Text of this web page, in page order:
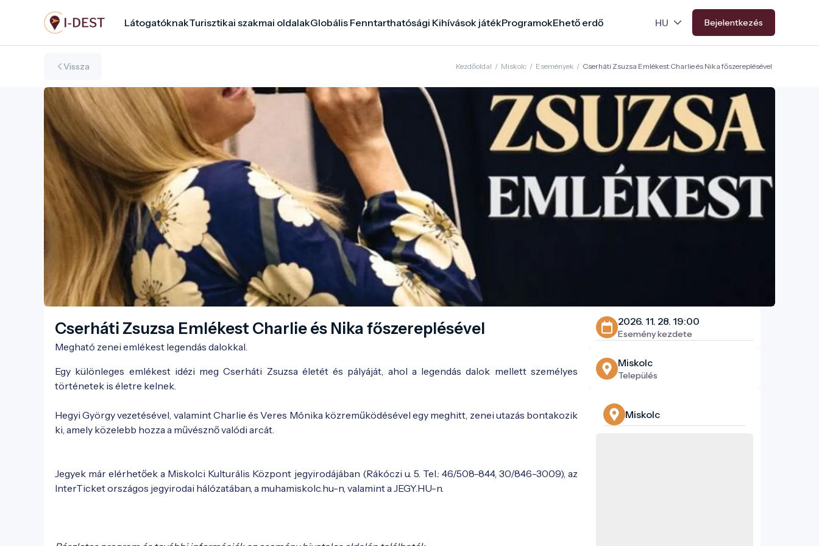
tartalomra
LátogatóknakTurisztikai szakmai oldalakGlobális Fenntarthatósági Kihívások játékProgramokEhető erdő Bejelentkezés
Vissza Kezdőoldal / Miskolc / Események / Cserháti Zsuzsa Emlékest Charlie és Nika főszereplésével
Cserháti Zsuzsa Emlékest Charlie és Nika főszereplésével
Megható zenei emlékest legendás dalokkal.
Egy különleges emlékest idézi meg Cserháti Zsuzsa életét és pályáját, ahol a legendás dalok mellett személyes
történetek is életre kelnek.
Hegyi György vezetésével, valamint Charlie és Veres Mónika közreműködésével egy meghitt, zenei utazás bontakozik
ki, amely közelebb hozza a művésznő valódi arcát.
Jegyek már elérhetőek a Miskolci Kulturális Központ jegyirodájában (Rákóczi u. 5. Tel.: 46/508-844, 30/846-3009), az
InterTicket országos jegyirodai hálózatában, a muhamiskolc.hu-n, valamint a JEGY.HU-n.
2026. 11. 28. 19:00
Esemény kezdete
Miskolc
Település
Miskolc